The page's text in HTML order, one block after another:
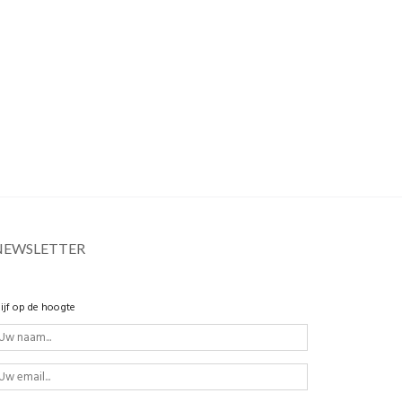
op de hoogte